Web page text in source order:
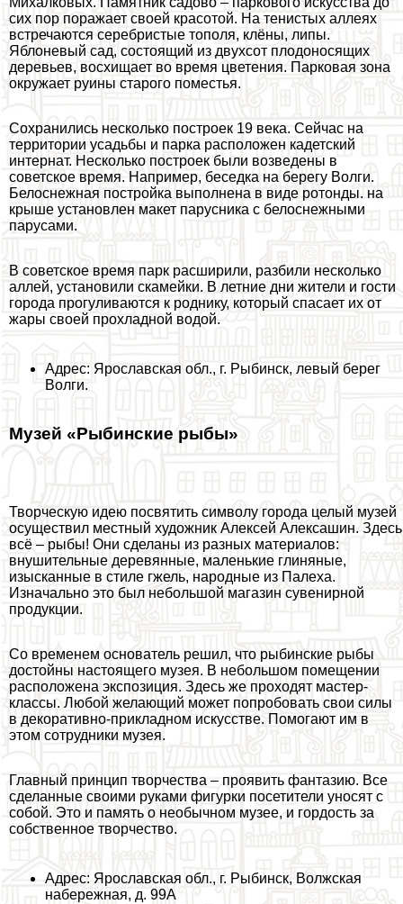
сих пор поражает своей красотой. На тенистых аллеях
встречаются серебристые тополя, клёны, липы.
Яблоневый сад, состоящий из двухсот плодоносящих
деревьев, восхищает во время цветения. Парковая зона
окружает руины старого поместья.
Сохранились несколько построек 19 века. Сейчас на
территории усадьбы и парка расположен кадетский
интернат. Несколько построек были возведены в
советское время. Например, беседка на берегу Волги.
Белоснежная постройка выполнена в виде ротонды. на
крыше установлен макет парусника с белоснежными
парусами.
В советское время парк расширили, разбили несколько
аллей, установили скамейки. В летние дни жители и гости
города прогуливаются к роднику, который спасает их от
жары своей прохладной водой.
Адрес: Ярославская обл., г. Рыбинск, левый берег
Волги.
Музей «Рыбинские рыбы»
Творческую идею посвятить символу города целый музей
осуществил местный художник Алексей Алексашин. Здесь
всё – рыбы! Они сделаны из разных материалов:
внушительные деревянные, маленькие глиняные,
изысканные в стиле гжель, народные из Палеха.
Изначально это был небольшой магазин сувенирной
продукции.
Со временем основатель решил, что рыбинские рыбы
достойны настоящего музея. В небольшом помещении
расположена экспозиция. Здесь же проходят мастер-
классы. Любой желающий может попробовать свои силы
в декоративно-прикладном искусстве. Помогают им в
этом сотрудники музея.
Главный принцип творчества – проявить фантазию. Все
сделанные своими руками фигурки посетители уносят с
собой. Это и память о необычном музее, и гордость за
собственное творчество.
Адрес: Ярославская обл., г. Рыбинск, Волжская
набережная, д. 99А